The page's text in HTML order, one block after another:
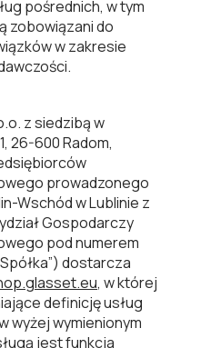
pośrednich, w tym
zobowiązani do
w zakresie
z siedzibą w
26-600 Radom,
prowadzonego
Wschód w Lublinie z
Gospodarczy
pod numerem
dostarcza
, w której
definicję usług
wyżej wymienionym
jest funkcja